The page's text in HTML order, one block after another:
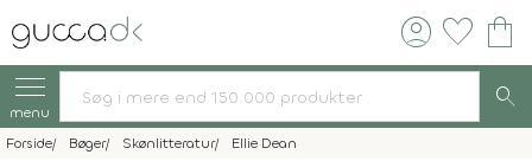
account_circle favorite shopping_bag
menu search
Forside Bøger Skønlitteratur Ellie Dean